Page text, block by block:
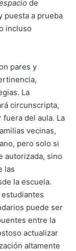
de
puesta a prueba
incluso
pares y
La
circunscripta,
del aula. La
vecinas,
pero solo si
autorizada, sino
las
la escuela.
puede ser
entre la
actualizar
altamente